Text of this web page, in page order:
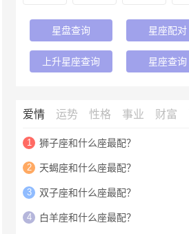
星盘查询 星座配对
上升星座查询 星座查询
爱情 运势 性格 事业 财富
1 狮子座和什么座最配？
2 天蝎座和什么座最配？
3 双子座和什么座最配？
4 白羊座和什么座最配？